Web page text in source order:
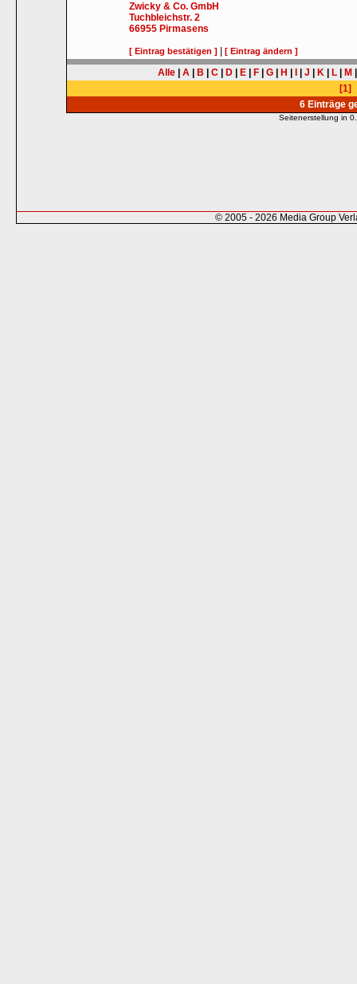
Zwicky & Co. GmbH
Tuchbleichstr. 2
66955 Pirmasens
[ Eintrag bestätigen ] |[ Eintrag ändern ]
Alle A B C D E F G H J K L M
[1]
6 Einträge
Seitenerstellung in
© 2005 - 2026 Media Group